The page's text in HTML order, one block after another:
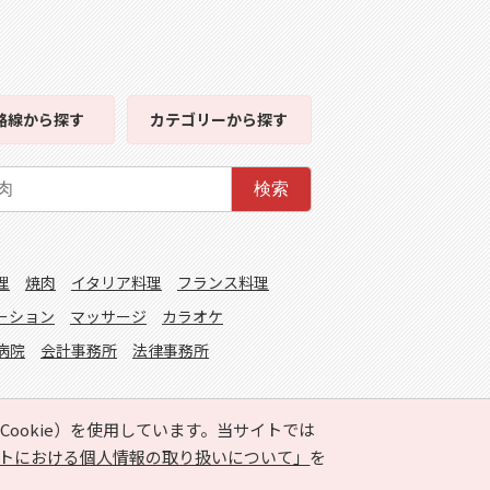
）を使用しています。当サイトでは
における個人情報の取り扱いについて」 を
線から探す カテゴリーから探す
検索
焼肉 イタリア料理
フランス料理
ション マッサージ
カラオケ
院 会計事務所 法律事務所